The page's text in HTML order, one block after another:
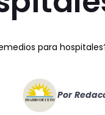
para
Por